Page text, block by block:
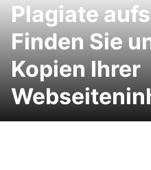
Plagiate
Finden Sie
Kopien Ihrer